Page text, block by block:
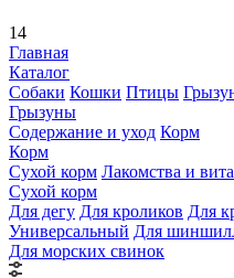
14
Главная
Каталог
Собаки Кошки Птицы
Грызуны
Содержание и уход Корм
Корм
Сухой корм Лакомства и
Сухой корм
Для дегу Для кроликов Для
Универсальный Для
Для морских свинок